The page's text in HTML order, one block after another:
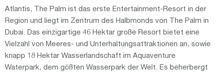
Atlantis, The Palm ist das erste Entertainment-Resort in der
Region und liegt im Zentrum des Halbmonds von The Palm in
Dubai. Das einzigartige 46 Hektar große Resort bietet eine
Vielzahl von Meeres- und Unterhaltungsattraktionen an, sowie
knapp 18 Hektar Wasserlandschaft im Aquaventure
Waterpark, dem gößten Wasserpark der Welt. Es beherbergt